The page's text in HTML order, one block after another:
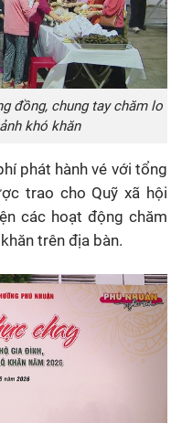
đồng, chung tay chăm lo
khó khăn
phát hành vé với tổng
trao cho Quỹ xã hội
các hoạt động chăm
trên địa bàn.